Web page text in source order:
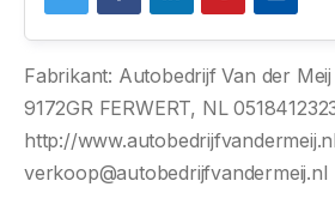
Fabrikant: Autobedrijf Van der
9172GR FERWERT, NL
http://www.autobedrijfvandermeij.nl
verkoop@autobedrijfvandermeij.nl